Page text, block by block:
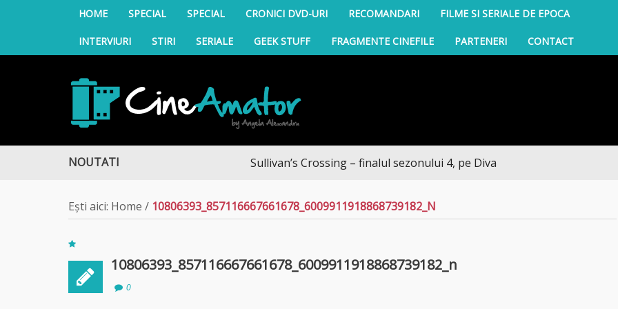
HOME SPECIAL SPECIAL CRONICI DVD-URI RECOMANDARI FILME SI SERIALE DE EPOCA
INTERVIURI STIRI SERIALE GEEK STUFF FRAGMENTE CINEFILE PARTENERI CONTACT
CineAmator
NOUTATI Sullivan’s Crossing – finalul sezonului 4, pe Diva
Ești aici: Home / 10806393_857116667661678_6009911918868739182_N
10806393_857116667661678_6009911918868739182_n
0